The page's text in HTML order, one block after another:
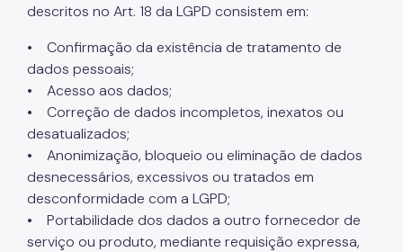
Saiba como é
Carga Frete
Defesa da Autuação (CDA)
Fretamento
Junta Administrativa (JARI)
Motofrete
Táxi
descritos no Art. 18 da LGPD consistem em:
• Confirmação da existência de tratamento de
dados pessoais;
• Acesso aos dados;
• Correção de dados incompletos, inexatos ou
desatualizados;
• Anonimização, bloqueio ou eliminação de dados
desnecessários, excessivos ou tratados em
desconformidade com a LGPD;
• Portabilidade dos dados a outro fornecedor de
serviço ou produto, mediante requisição expressa,